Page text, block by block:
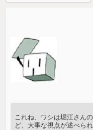
これね、ワシは堀江さん
ど、大事な視点が述べら